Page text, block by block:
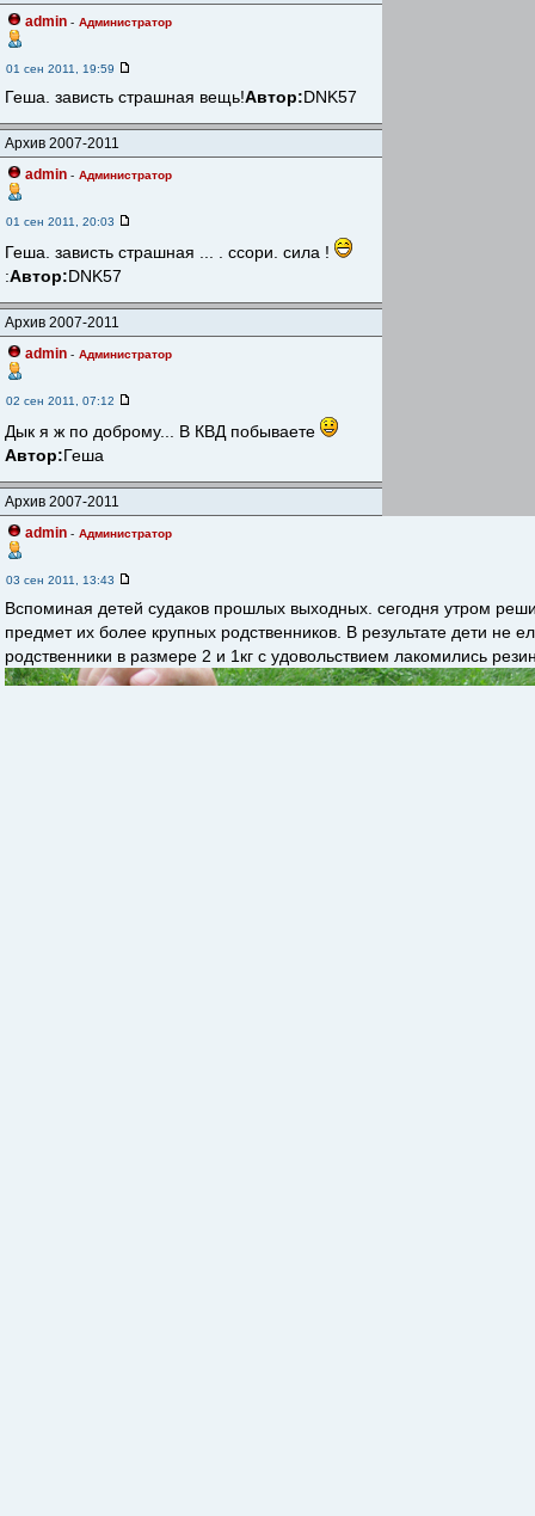
admin - Администратор
01 сен 2011, 19:59
Геша. зависть страшная вещь!Автор:DNK57
Архив 2007-2011
admin - Администратор
01 сен 2011, 20:03
Геша. зависть страшная ... . ссори. сила !
:Автор:DNK57
Архив 2007-2011
admin - Администратор
02 сен 2011, 07:12
Дык я ж по доброму... В КВД побываете
Автор:Геша
Архив 2007-2011
admin - Администратор
03 сен 2011, 13:43
Вспоминая детей судаков прошлых выходных. сегодня утром
предмет их более крупных родственников. В результате дети не
родственники в размере 2 и 1кг с удовольствием лакомились